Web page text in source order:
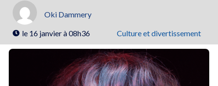
Oki Dammery
le 16 janvier à 08h36 Culture et divertissement